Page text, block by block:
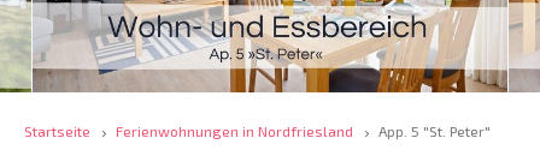
Startseite Ferienwohnungen in Nordfriesland App. 5 "St. Peter"